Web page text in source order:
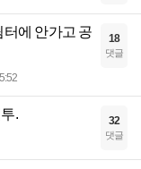
에 안가고 공
18
댓글
. 32
댓글